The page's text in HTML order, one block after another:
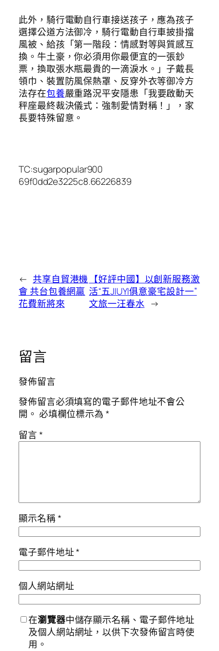
此外，騎行電動自行車接送孩子，應為孩子
選擇公道方法御冷，騎行電動自行車披掛擋
風被、給孩「第一階段：情感對等與質感互
換。牛土豪，你必須用你最便宜的一張鈔
票，換取張水瓶最貴的一滴淚水。」子戴長
領巾、裝置防風保熱罩、反穿外衣等御冷方
法存在包養嚴重路況平安隱患「我要啟動天
秤座最終裁決儀式：強制愛情對稱！」，家
長要特殊留意。
TC:sugarpopular900
69f0dd2e3225c8.66226839
← 共享自貿港機
會 共台包養網贏
花費新將來
【好評中國】以創新服務激
活“五JIUYI俱意豪宅設計一”
文旅一汪春水 →
留言
發佈留言
發佈留言必須填寫的電子郵件地址不會公
開。 必填欄位標示為*
留言*
顯示名稱*
電子郵件地址*
個人網站網址
在瀏覽器中儲存顯示名稱、電子郵件地址
及個人網站網址，以供下次發佈留言時使
用。